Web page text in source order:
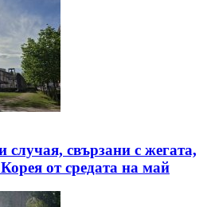
случая, свързани с жегата,
от средата на май